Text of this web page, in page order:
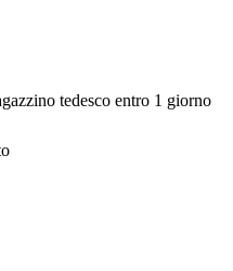
tedesco entro 1 giorno